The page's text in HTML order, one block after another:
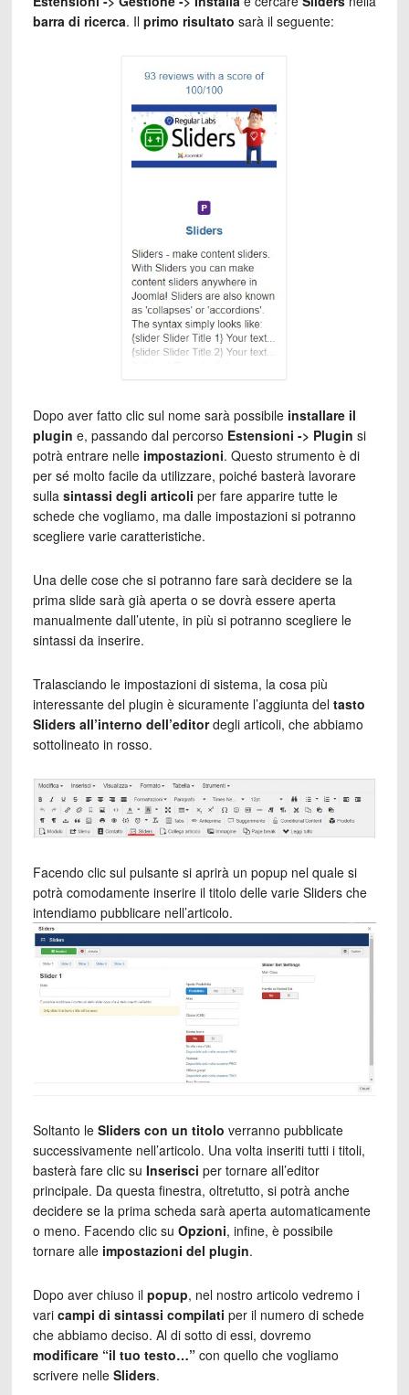
barra di ricerca. Il primo risultato sarà il seguente:
Dopo aver fatto clic sul nome sarà possibile installare il
plugin e, passando dal percorso Estensioni -> Plugin si
potrà entrare nelle impostazioni. Questo strumento è di
per sé molto facile da utilizzare, poiché basterà lavorare
sulla sintassi degli articoli per fare apparire tutte le
schede che vogliamo, ma dalle impostazioni si potranno
scegliere varie caratteristiche.
Una delle cose che si potranno fare sarà decidere se la
prima slide sarà già aperta o se dovrà essere aperta
manualmente dall’utente, in più si potranno scegliere le
sintassi da inserire.
Tralasciando le impostazioni di sistema, la cosa più
interessante del plugin è sicuramente l’aggiunta del tasto
Sliders all’interno dell’editordegli articoli, che abbiamo
sottolineato in rosso.
Facendo clic sul pulsante si aprirà un popup nel quale si
potrà comodamente inserire il titolo delle varie Sliders che
intendiamo pubblicare nell’articolo.
Soltanto le Sliders con un titolo verranno pubblicate
successivamente nell’articolo. Una volta inseriti tutti i titoli,
basterà fare clic su Inserisci per tornare all’editor
principale. Da questa finestra, oltretutto, si potrà anche
decidere se la prima scheda sarà aperta automaticamente
o meno. Facendo clic su Opzioni, infine, è possibile
tornare alle impostazioni del plugin.
Dopo aver chiuso il popup, nel nostro articolo vedremo i
vari campi di sintassi compilati per il numero di schede
che abbiamo deciso. Al di sotto di essi, dovremo
modificare “il tuo testo…”con quello che vogliamo
scrivere nelle Sliders.